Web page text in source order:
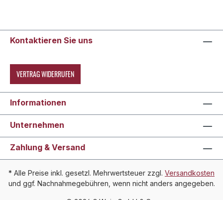
Kontaktieren Sie uns
VERTRAG WIDERRUFEN
Informationen
Unternehmen
Zahlung & Versand
* Alle Preise inkl. gesetzl. Mehrwertsteuer zzgl. Versandkosten
und ggf. Nachnahmegebühren, wenn nicht anders angegeben.